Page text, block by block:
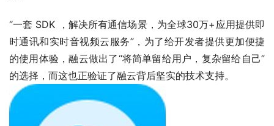
“一套 SDK ，解决所有通信场景，为全球30万+应用提供即
时通讯和实时音视频云服务”，为了给开发者提供更加便捷
的使用体验，融云做出了“将简单留给用户，复杂留给自己”
的选择，而这也正验证了融云背后坚实的技术支持。